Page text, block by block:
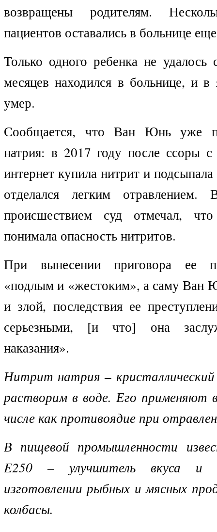
возвращены родителям.
пациентов оставались в больнице
Только одного ребенка не удалось
месяцев находился в больнице, и в
умер.
Сообщается, что Ван Юнь уже
натрия: в 2017 году после ссоры
интернет купила нитрит и
отделался легким
происшествием суд отмечал, что
понимала опасность нитритов.
При вынесении приговора ее
«подлым и «жестоким», а саму Ван
и злой, последствия ее
серьезными, [и что] она
наказания».
Нитрит натрия –
растворим в воде. Его применяют
числе как противоядие при
В пищевой промышленности
E250 – улучшитель вкуса и
изготовлении рыбных и мясных
колбасы.